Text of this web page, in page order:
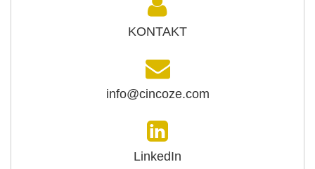
KONTAKT
info@cincoze.com
LinkedIn